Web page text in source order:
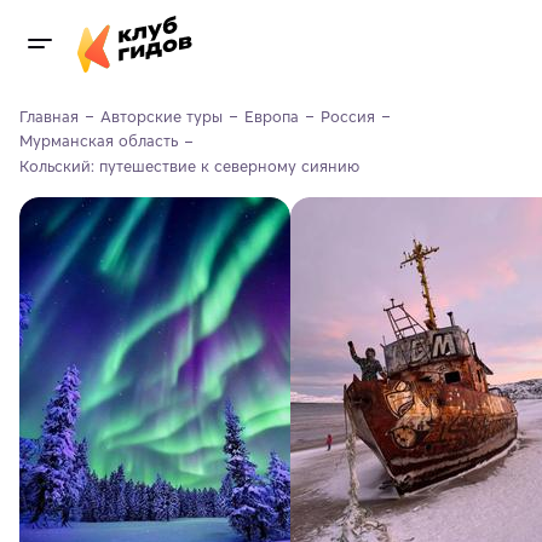
Главная Авторские туры Европа
Россия
Мурманская область
Кольский: путешествие к северному сиянию